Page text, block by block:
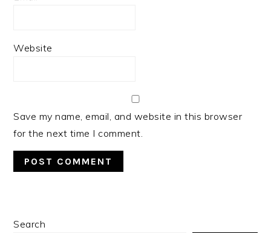
Website
Save my name, email, and website in this browser
for the next time I comment.
PRIMARY
Search